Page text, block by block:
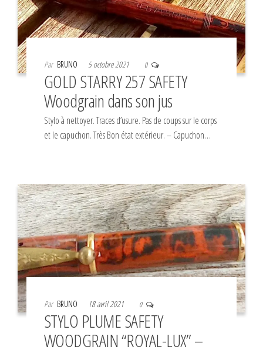
Par BRUNO 5 octobre 2021 0
GOLD STARRY 257 SAFETY
Woodgrain dans son jus
Stylo à nettoyer. Traces d’usure. Pas de coups sur le corps
et le capuchon. Très Bon état extérieur. – Capuchon…
Par BRUNO 18 avril 2021 0
STYLO PLUME SAFETY
WOODGRAIN “ROYAL-LUX” –